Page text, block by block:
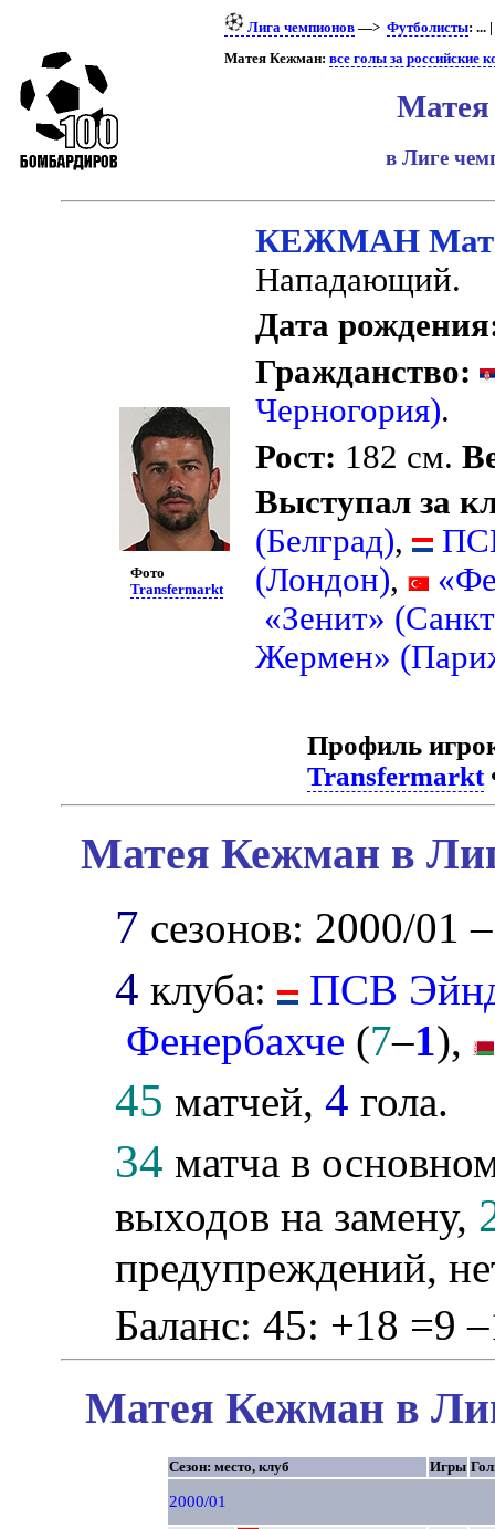
Лига чемпионов—> Футболисты: ... |
Матея Кежман: все голы за российские
в Лиге
Фото
Transfermarkt
КЕЖМАН
Нападающий.
Дата
Гражданство:
Черногория).
Рост: 182 см.
Выступал за
(Белград),
(Лондон),
«Зенит»
Жермен»
Профиль
Transfermarkt
Матея Кежман в
7 сезонов: 2000/01
4 клуба:
ПСВ
Фенербахче (7–1),
45 матчей,4 гола.
34 матча в
выходов на замену,
предупреждений,
Баланс: 45: +18 =9
Матея Кежман в
Сезон: место, клуб Игры
2000/01